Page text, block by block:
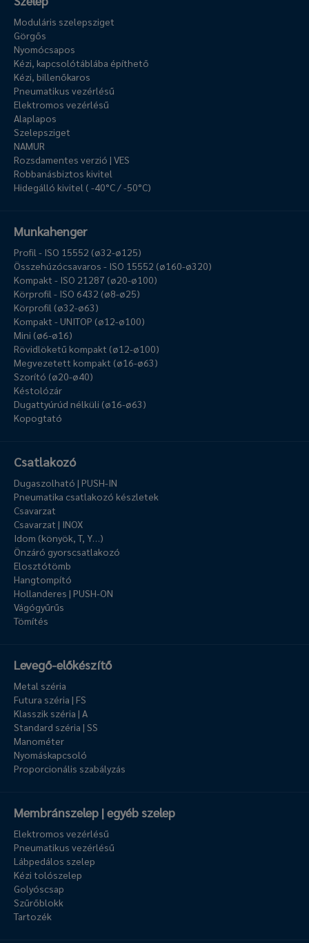
Moduláris szelepsziget
Görgős
Nyomócsapos
Kézi, kapcsolótáblába építhető
Kézi, billenőkaros
Pneumatikus vezérlésű
Elektromos vezérlésű
Alaplapos
Szelepsziget
NAMUR
Rozsdamentes verzió | VES
Robbanásbiztos kivitel
Hidegálló kivitel ( -40°C / -50°C)
Munkahenger
Profil - ISO 15552 (ø32-ø125)
Összehúzócsavaros - ISO 15552 (ø160-ø320)
Kompakt - ISO 21287 (ø20-ø100)
Körprofil - ISO 6432 (ø8-ø25)
Körprofil (ø32-ø63)
Kompakt - UNITOP (ø12-ø100)
Mini (ø6-ø16)
Rövidlöketű kompakt (ø12-ø100)
Megvezetett kompakt (ø16-ø63)
Szorító (ø20-ø40)
Késtolózár
Dugattyúrúd nélküli (ø16-ø63)
Kopogtató
Csatlakozó
Dugaszolható | PUSH-IN
Pneumatika csatlakozó készletek
Csavarzat
Csavarzat | INOX
Idom (könyök, T, Y…)
Önzáró gyorscsatlakozó
Elosztótömb
Hangtompító
Hollanderes | PUSH-ON
Vágógyűrűs
Tömítés
Levegő-előkészítő
Metal széria
Futura széria | FS
Klasszik széria | A
Standard széria | SS
Manométer
Nyomáskapcsoló
Proporcionális szabályzás
Membránszelep | egyéb szelep
Elektromos vezérlésű
Pneumatikus vezérlésű
Lábpedálos szelep
Kézi tolószelep
Golyóscsap
Szűrőblokk
Tartozék